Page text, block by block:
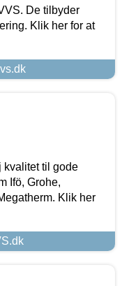
De tilbyder
Klik her for at
til gode
Ifö, Grohe,
Klik her